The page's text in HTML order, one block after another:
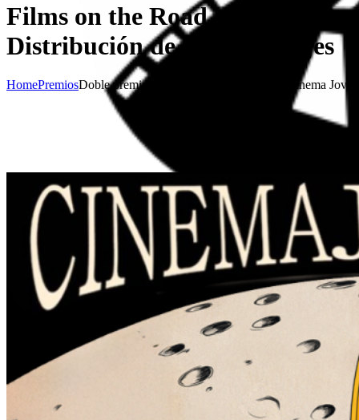
Films on the Road |
Distribución de cortometrajes
HomePremiosDoble premio para Lencería Milagros en Cinema Jove